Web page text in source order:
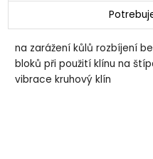
na zarážení kůlů rozbíjení
bloků při použití klínu na
vibrace kruhový klín